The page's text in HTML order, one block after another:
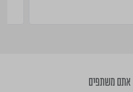
אתם משתפים